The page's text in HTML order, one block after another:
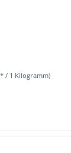
* / 1 Kilogramm)